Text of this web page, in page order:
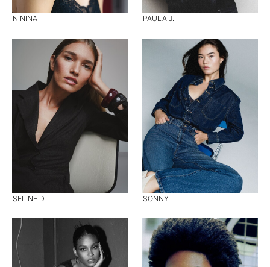
NININA PAULA J.
SELINE D. SONNY